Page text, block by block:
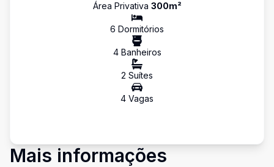
Área Privativa 300m²
6 Dormitórios
4Banheiros
2 Suítes
4 Vagas
Mais informações